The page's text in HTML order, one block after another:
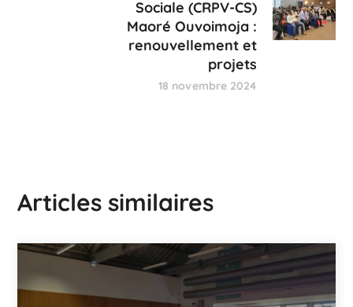
Sociale (CRPV-CS)
Maoré Ouvoimoja :
renouvellement et
projets
18 novembre 2024
Articles similaires